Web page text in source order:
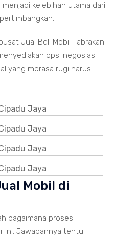
kelebihan utama dari
Jual Beli Mobil Tabrakan
opsi negosiasi
yang merasa rugi harus
Mobil di
bagaimana proses
ini. Jawabannya tentu